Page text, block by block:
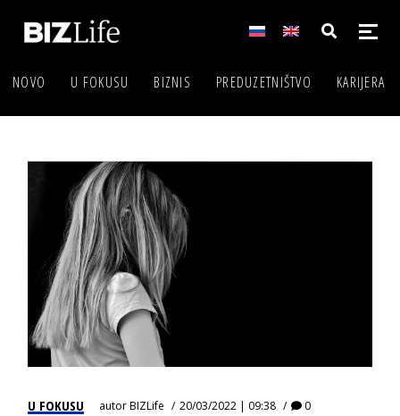
NOVO U FOKUSU BIZNIS PREDUZETNIŠTVO KARIJERA
U FOKUSU autorBIZLife 20/03/2022 | 09:38 0